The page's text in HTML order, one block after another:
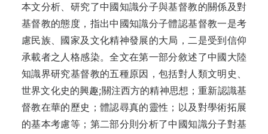
本文分析、研究了中國知識分子與基督教的關係及對
基督教的態度，指出中國知識分子體認基督教一是考
慮民族、國家及文化精神發展的大局，二是受到信仰
承載者之人格感染。全文在第一部分敘述了中國大陸
知識界研究基督教的五種原因，包括對人類文明史、
世界文化史的興趣;關注西方的精神思想；重新認識基
督教在華的歷史；體認尋真的靈性；以及對學術拓展
的基本考慮等；第二部分則分析了中國知識分子對基